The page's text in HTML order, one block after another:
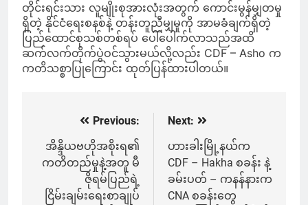
တိုင်းရင်းသား လူမျိုးစုအားလုံးအတွက် ကောင်းမွန်မျှတမှု
ရှိတဲ့ နိုင်ငံရေးစနစ်နဲ့ တန်းတူညီမျှမှုကို အာမခံချက်ရှိတဲ့
ပြည်ထောင်စုသစ်တစ်ရပ် ပေါ်ပေါက်လာသည်အထိ
ဆက်လက်တိုက်ပွဲဝင်သွားမယ်လို့လည်း CDF – Asho က
ကတိသစ္စာပြုကြောင်း ထုတ်ပြန်ထားပါတယ်။
navigation
Previous:
အိန္ဒိယဗဟိုအစိုးရ၏
ကတိတည်မှုနဲ့အတူ မီ
ဇိုရမ်ပြည်ရဲ့
ငြိမ်းချမ်းရေးစာချုပ်
Next:
ဟားခါးမြို့နယ်က
CDF – Hakha စခန်း နဲ့
ခမ်းပတ် – ကနန်နားက
CNA စခန်းတွေ